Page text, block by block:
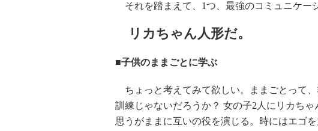
それを踏まえて、1つ、最強のコミュニケー
リカちゃん人形だ。
■子供のままごとに学ぶ
ちょっと考えてみて欲しい。ままごとって
訓練じゃないだろうか？ 女の子2人にリカち
思うがままに互いの役を演じる。時にはエゴ